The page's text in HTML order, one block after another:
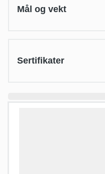
Mål og vekt
Sertifikater